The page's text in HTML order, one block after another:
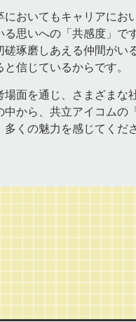
においてもキャリアにお
る思いへの「共感度」で
磋琢磨しあえる仲間が
と信じているからです。
場面を通じ、さまざまな
中から、共立アイコムの
多くの魅力を感じてくだ